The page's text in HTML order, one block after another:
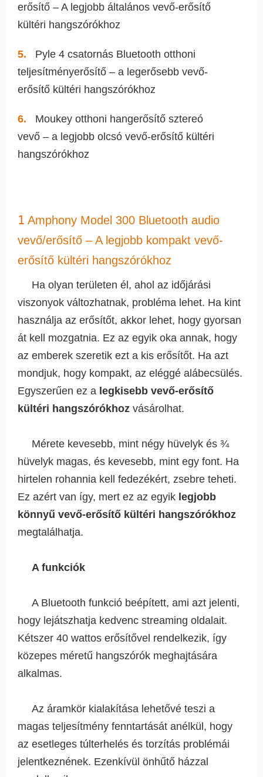
erősítő – A legjobb általános vevő-erősítő
kültéri hangszórókhoz
Pyle 4 csatornás Bluetooth otthoni
teljesítményerősítő – a legerősebb vevő-
erősítő kültéri hangszórókhoz
Moukey otthoni hangerősítő sztereó
vevő – a legjobb olcsó vevő-erősítő kültéri
hangszórókhoz
1 Amphony Model 300 Bluetooth audio
vevő/erősítő – A legjobb kompakt vevő-
erősítő kültéri hangszórókhoz
Ha olyan területen él, ahol az időjárási
viszonyok változhatnak, probléma lehet. Ha kint
használja az erősítőt, akkor lehet, hogy gyorsan
át kell mozgatnia. Ez az egyik oka annak, hogy
az emberek szeretik ezt a kis erősítőt. Ha azt
mondjuk, hogy kompakt, az eléggé alábecsülés.
Egyszerűen ez a legkisebb vevő-erősítő
kültéri hangszórókhoz vásárolhat.
Mérete kevesebb, mint négy hüvelyk és ¾
hüvelyk magas, és kevesebb, mint egy font. Ha
hirtelen rohannia kell fedezékért, zsebre teheti.
Ez azért van így, mert ez az egyik legjobb
könnyű vevő-erősítő kültéri hangszórókhoz
megtalálhatja.
A funkciók
A Bluetooth funkció beépített, ami azt jelenti,
hogy lejátszhatja kedvenc streaming oldalait.
Kétszer 40 wattos erősítővel rendelkezik, így
közepes méretű hangszórók meghajtására
alkalmas.
Az áramkör kialakítása lehetővé teszi a
magas teljesítmény fenntartását anélkül, hogy
az esetleges túlterhelés és torzítás problémái
jelentkeznének. Ezenkívül önhűtő házzal